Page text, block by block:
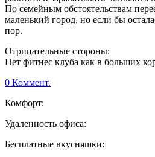
По семейным обстоятельствам
маленький город, но если бы
пор.
Отрицательные стороны:
Нет фитнес клуба как в больших
0 Коммент.
Комфорт:
Удаленность офиса:
Бесплатные вкусняшки: